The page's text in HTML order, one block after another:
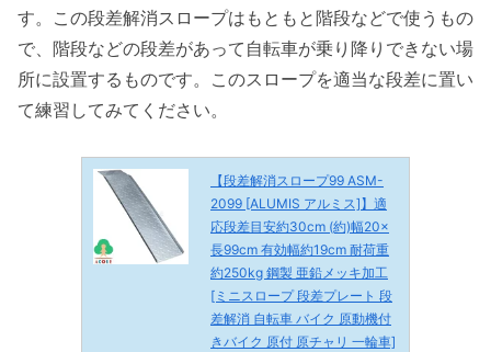
す。この段差解消スロープはもともと階段などで使うもの
で、階段などの段差があって自転車が乗り降りできない場
所に設置するものです。このスロープを適当な段差に置い
て練習してみてください。
【段差解消スロープ99 ASM-
2099 [ALUMIS アルミス]】適
応段差目安約30cm (約)幅20×
長99cm 有効幅約19cm 耐荷重
約250kg 鋼製 亜鉛メッキ加工
[ミニスロープ 段差プレート 段
差解消 自転車 バイク 原動機付
きバイク 原付 原チャリ 一輪車]